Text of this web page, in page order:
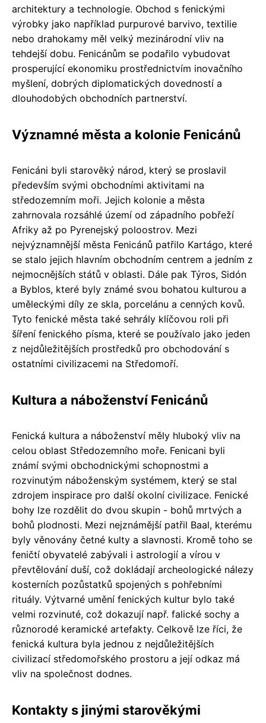
architektury a technologie. Obchod s fenickými
výrobky jako například purpurové barvivo, textilie
nebo drahokamy měl velký mezinárodní vliv na
tehdejší dobu. Fenicánům se podařilo vybudovat
prosperující ekonomiku prostřednictvím inovačního
myšlení, dobrých diplomatických dovedností a
dlouhodobých obchodních partnerství.
Významné města a kolonie Fenicánů
Fenicáni byli starověký národ, který se proslavil
především svými obchodními aktivitami na
středozemním moři. Jejich kolonie a města
zahrnovala rozsáhlé území od západního pobřeží
Afriky až po Pyrenejský poloostrov. Mezi
nejvýznamnější města Fenicánů patřilo Kartágo, které
se stalo jejich hlavním obchodním centrem a jedním z
nejmocnějších států v oblasti. Dále pak Týros, Sidón
a Byblos, které byly známé svou bohatou kulturou a
uměleckými díly ze skla, porcelánu a cenných kovů.
Tyto fenické města také sehrály klíčovou roli při
šíření fenického písma, které se používalo jako jeden
z nejdůležitějších prostředků pro obchodování s
ostatními civilizacemi na Středomoří.
Kultura a náboženství Fenicánů
Fenická kultura a náboženství měly hluboký vliv na
celou oblast Středozemního moře. Fenicani byli
známí svými obchodnickými schopnostmi a
rozvinutým náboženským systémem, který se stal
zdrojem inspirace pro další okolní civilizace. Fenické
bohy lze rozdělit do dvou skupin - bohů mrtvých a
bohů plodnosti. Mezi nejznámější patřil Baal, kterému
byly věnovány četné kulty a slavnosti. Kromě toho se
feničtí obyvatelé zabývali i astrologií a vírou v
převtělování duší, což dokládají archeologické nálezy
kosterních pozůstatků spojených s pohřebními
rituály. Výtvarné umění fenických kultur bylo také
velmi rozvinuté, což dokazují např. falické sochy a
různorodé keramické artefakty. Celkově lze říci, že
fenická kultura byla jednou z nejdůležitějších
civilizací středomořského prostoru a její odkaz má
vliv na společnost dodnes.
Kontakty s jinými starověkými